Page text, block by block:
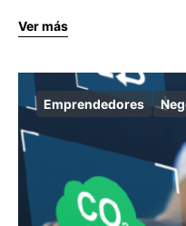
Ver más
Emprendedores